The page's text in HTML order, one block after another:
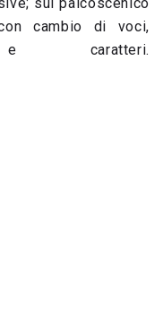
cambio di voci,
caratteri.